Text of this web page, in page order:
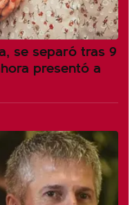
se separó tras 9
presentó a